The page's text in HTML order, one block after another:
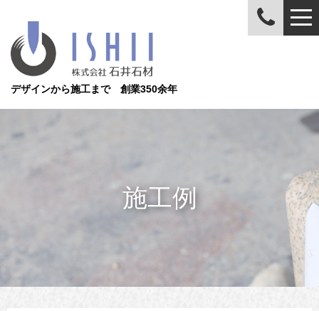
デザインから施工まで 創業350余年
施工例